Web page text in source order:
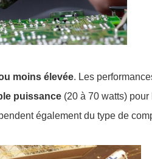
moins élevée. Les
puissance (20 à 70 watts) pour
également du type de